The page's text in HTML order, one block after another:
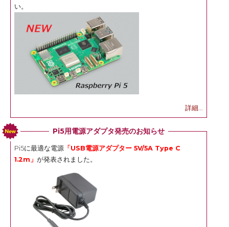
い。
詳細...
Pi5用電源アダプタ発売のお知らせ
Pi5に最適な電源 「USB電源アダプター 5V/5A Type C
1.2m」 が発表されました。